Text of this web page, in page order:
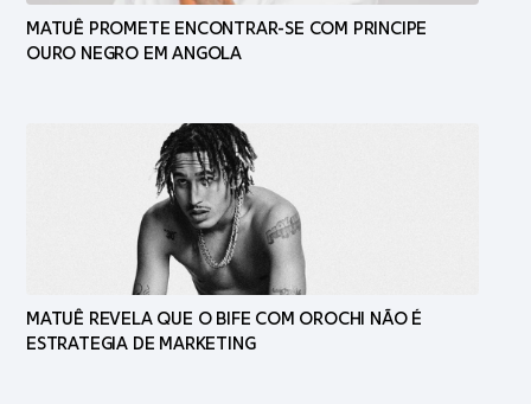
MATUÊ PROMETE ENCONTRAR-SE COM PRINCIPE
OURO NEGRO EM ANGOLA
MATUÊ REVELA QUE O BIFE COM OROCHI NÃO É
ESTRATEGIA DE MARKETING